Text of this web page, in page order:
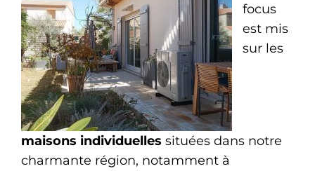
focus
est mis
sur les
maisons individuelles situées dans notre
charmante région, notamment à